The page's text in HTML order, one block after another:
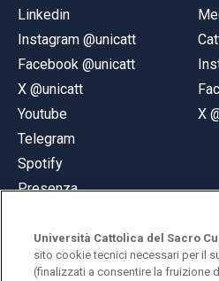
Linkedin
Instagram @unicatt
Facebook @unicatt
X @unicatt
Youtube
Telegram
Spotify
Presenza
X
Università Cattolica del Sacro
sito cookie tecnici necessari per il
(finalizzati a consentire la fruizione